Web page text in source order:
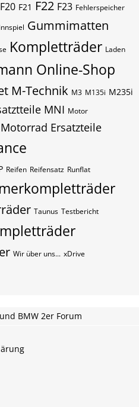
F20 F21 F22 F23 Fehlerspeicher
Gummimatten
Kompletträder Laden
Online-Shop
M-Technik M3 M135i M235i
MNI Motor
Motorrad Ersatzteile
Reifen Reifensatz Runflat
Taunus Testbericht
Wir über uns... xDrive
BMW 2er Forum